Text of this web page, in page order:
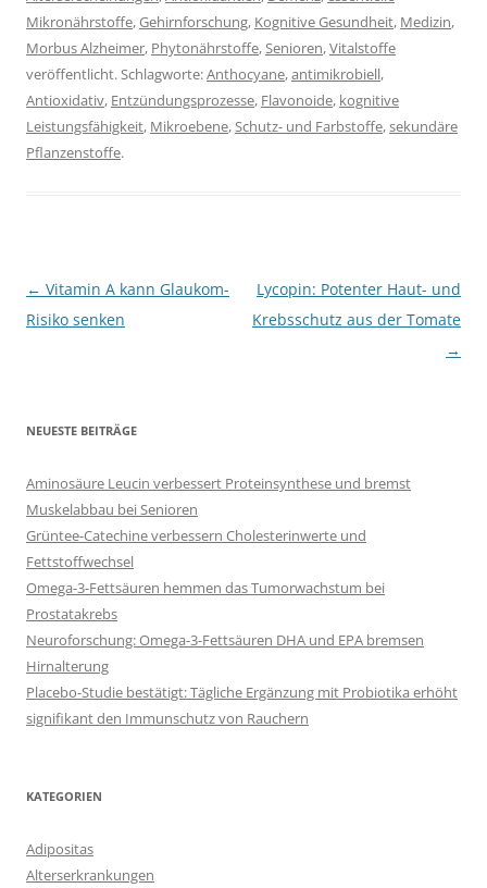
Mikronährstoffe,Gehirnforschung, Kognitive Gesundheit, Medizin,
Morbus Alzheimer, Phytonährstoffe,Senioren,Vitalstoffe
veröffentlicht. Schlagworte:Anthocyane,antimikrobiell,
Antioxidativ, Entzündungsprozesse, Flavonoide, kognitive
Leistungsfähigkeit, Mikroebene,Schutz- und Farbstoffe,sekundäre
Pflanzenstoffe.
Beitragsnavigation
← Vitamin A kann Glaukom-
Risiko senken
Lycopin: Potenter Haut- und
Krebsschutz aus der Tomate
→
NEUESTE BEITRÄGE
Aminosäure Leucin verbessert Proteinsynthese und bremst
Muskelabbau bei Senioren
Grüntee-Catechine verbessern Cholesterinwerte und
Fettstoffwechsel
Omega-3-Fettsäuren hemmen das Tumorwachstum bei
Prostatakrebs
Neuroforschung: Omega-3-Fettsäuren DHA und EPA bremsen
Hirnalterung
Placebo-Studie bestätigt: Tägliche Ergänzung mit Probiotika erhöht
signifikant den Immunschutz von Rauchern
KATEGORIEN
Adipositas
Alterserkrankungen